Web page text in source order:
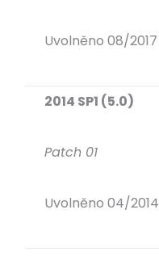
Uvolněno 08/2017
2014 SP1 (5.0)
Patch 01
Uvolněno 04/2014